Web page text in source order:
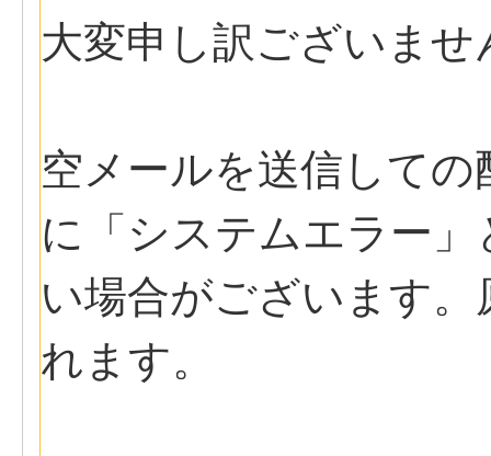
大変申し訳ございませ
空メールを送信して
に「システムエラー
い場合がございます
れます。